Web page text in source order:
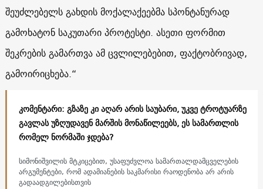
შეუძლებელს გახდის მოქალაქეებმა სპონტანურად
გამოხატონ საკუთარი პროტესტი. ასეთი ფორმით
შეკრების გამართვა ამ ცვლილებებით, ფაქტობრივად,
გამოირიცხება.“
კომენტარი: გზაზე კი აღარ არის საუბარი, უკვე ტროტუარზე
გავლას უზღუდავენ მარშის მონაწილეებს, ეს სამართლის
რომელ ნორმაში ჯდება?
სიმონიშვილის მტკიცებით, უსაფუძვლოა სამართალდამცველების
არგუმენტები, რომ ადამიანების საკმარისი რაოდენობა არ არის
გადაადგილებისთვის